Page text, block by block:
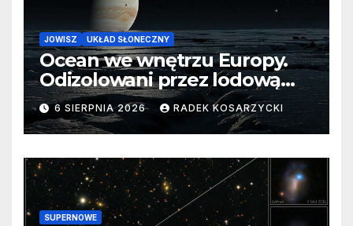
JOWISZ UKŁAD SŁONECZNY
Ocean we wnętrzu Europy.
Odizolowani przez lodową
barierę
6 SIERPNIA 2026 RADEK KOSARZYCKI
SUPERNOWE